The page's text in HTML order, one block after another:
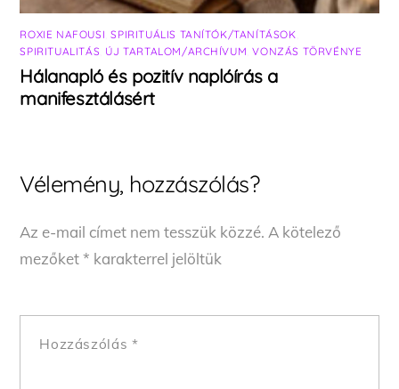
ROXIE NAFOUSI ,SPIRITUÁLIS TANÍTÓK/TANÍTÁSOK
SPIRITUALITÁS ÚJ TARTALOM/ARCHÍVUM ,VONZÁS TÖRVÉNYE
Hálanapló és pozitív naplóírás a
manifesztálásért
Vélemény, hozzászólás?
Az e-mail címet nem tesszük közzé. A kötelező
mezőket* karakterrel jelöltük
Hozzászólás *